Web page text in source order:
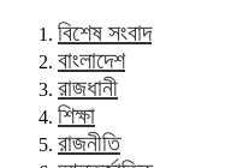
বিশেষ সংবাদ
বাংলাদেশ
রাজধানী
শিক্ষা
রাজনীতি